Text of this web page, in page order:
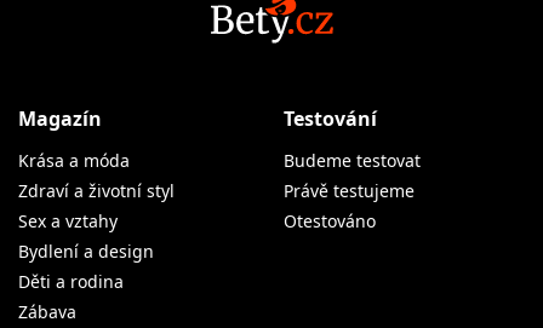
Magazín
Krása a móda
Zdraví a životní styl
Sex a vztahy
Bydlení a design
Děti a rodina
Zábava
Testování
Budeme testovat
Právě testujeme
Otestováno